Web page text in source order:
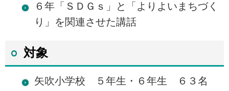
６年「ＳＤＧｓ」と「よりよいまちづく
り」を関連させた講話
対象
矢吹小学校 ５年生・６年生 ６３名